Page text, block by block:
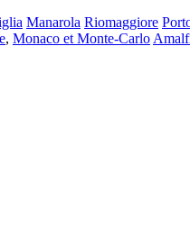
Manarola Riomaggiore
, Monaco et Monte-Carlo